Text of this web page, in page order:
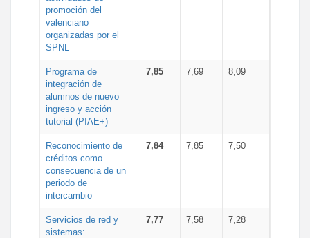
promoción del
valenciano
organizadas por el
SPNL
Programa de
integración de
alumnos de nuevo
ingreso y acción
tutorial (PIAE+)
7,85 7,69 8,09
Reconocimiento de
créditos como
consecuencia de un
periodo de
intercambio
7,84 7,85 7,50
Servicios de red y
sistemas:
7,77 7,58 7,28